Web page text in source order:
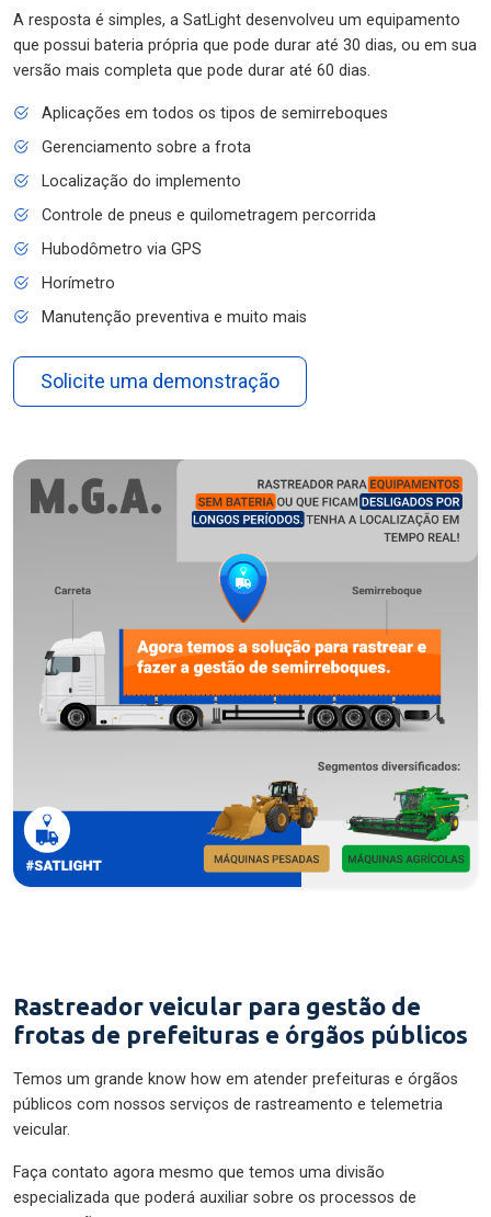
A resposta é simples, a SatLight desenvolveu um equipamento
que possui bateria própria que pode durar até 30 dias, ou em sua
versão mais completa que pode durar até 60 dias.
Aplicações em todos os tipos de semirreboques
Gerenciamento sobre a frota
Localização do implemento
Controle de pneus e quilometragem percorrida
Hubodômetro via GPS
Horímetro
Manutenção preventiva e muito mais
Solicite uma demonstração
Rastreador veicular para gestão de
frotas de prefeituras e órgãos públicos
Temos um grande know how em atender prefeituras e órgãos
públicos com nossos serviços de rastreamento e telemetria
veicular.
Faça contato agora mesmo que temos uma divisão
especializada que poderá auxiliar sobre os processos de